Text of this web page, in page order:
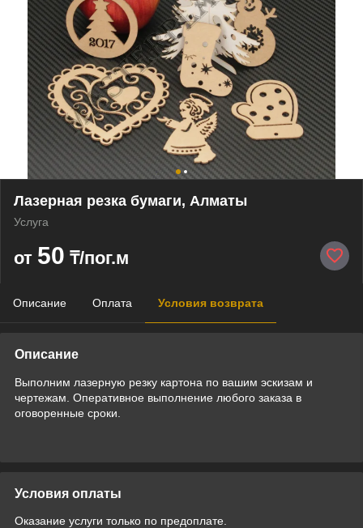
Лазерная резка бумаги, Алматы
Услуга
от 50 ₸/пог.м
Описание Оплата Условия возврата
Описание
Выполним лазерную резку картона по вашим эскизам и
чертежам. Оперативное выполнение любого заказа в
оговоренные сроки.
Условия оплаты
Оказание услуги только по предоплате.